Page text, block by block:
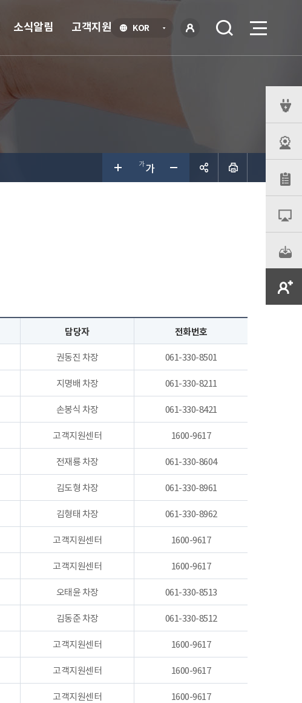
KOR언
그인
소식알림 고객지원
담당자 전화번호
권동진 차장 061-330-8501
지명배 차장 061-330-8211
손봉식 차장 061-330-8421
고객지원센터 1600-9617
전재룡 차장 061-330-8604
김도형 차장 061-330-8961
김형태 차장 061-330-8962
고객지원센터 1600-9617
고객지원센터 1600-9617
오태윤 차장 061-330-8513
김동준 차장 061-330-8512
고객지원센터 1600-9617
고객지원센터 1600-9617
고객지원센터 1600-9617